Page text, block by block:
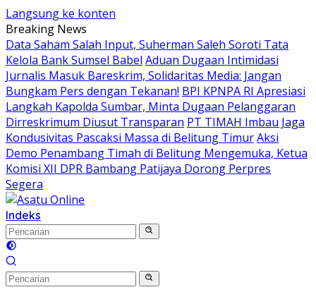
Langsung ke konten
Breaking News
Data Saham Salah Input, Suherman Saleh Soroti Tata
Kelola Bank Sumsel Babel Aduan Dugaan Intimidasi
Jurnalis Masuk Bareskrim, Solidaritas Media: Jangan
Bungkam Pers dengan Tekanan! BPI KPNPA RI Apresiasi
Langkah Kapolda Sumbar, Minta Dugaan Pelanggaran
Dirreskrimum Diusut Transparan PT TIMAH Imbau Jaga
Kondusivitas Pascaksi Massa di Belitung TimurAksi
Demo Penambang Timah di Belitung Mengemuka, Ketua
Komisi XII DPR Bambang Patijaya Dorong Perpres
Segera
Indeks